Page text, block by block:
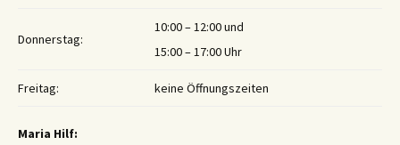
Donnerstag:
10:00 – 12:00 und
15:00 – 17:00 Uhr
Freitag: keine Öffnungszeiten
Maria Hilf: